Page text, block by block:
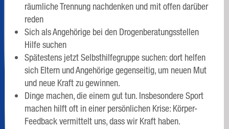
räumliche Trennung nachdenken und mit offen darüber
reden
Sich als Angehörige bei den Drogenberatungsstellen
Hilfe suchen
Spätestens jetzt Selbsthilfegruppe suchen: dort helfen
sich Eltern und Angehörige gegenseitig, um neuen Mut
und neue Kraft zu gewinnen.
Dinge machen, die einem gut tun. Insbesondere Sport
machen hilft oft in einer persönlichen Krise: Körper-
Feedback vermittelt uns, dass wir Kraft haben.